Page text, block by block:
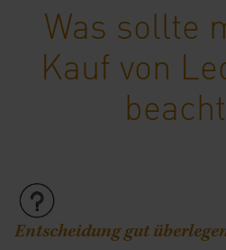
Was sollte
Kauf von
Entscheidung gut